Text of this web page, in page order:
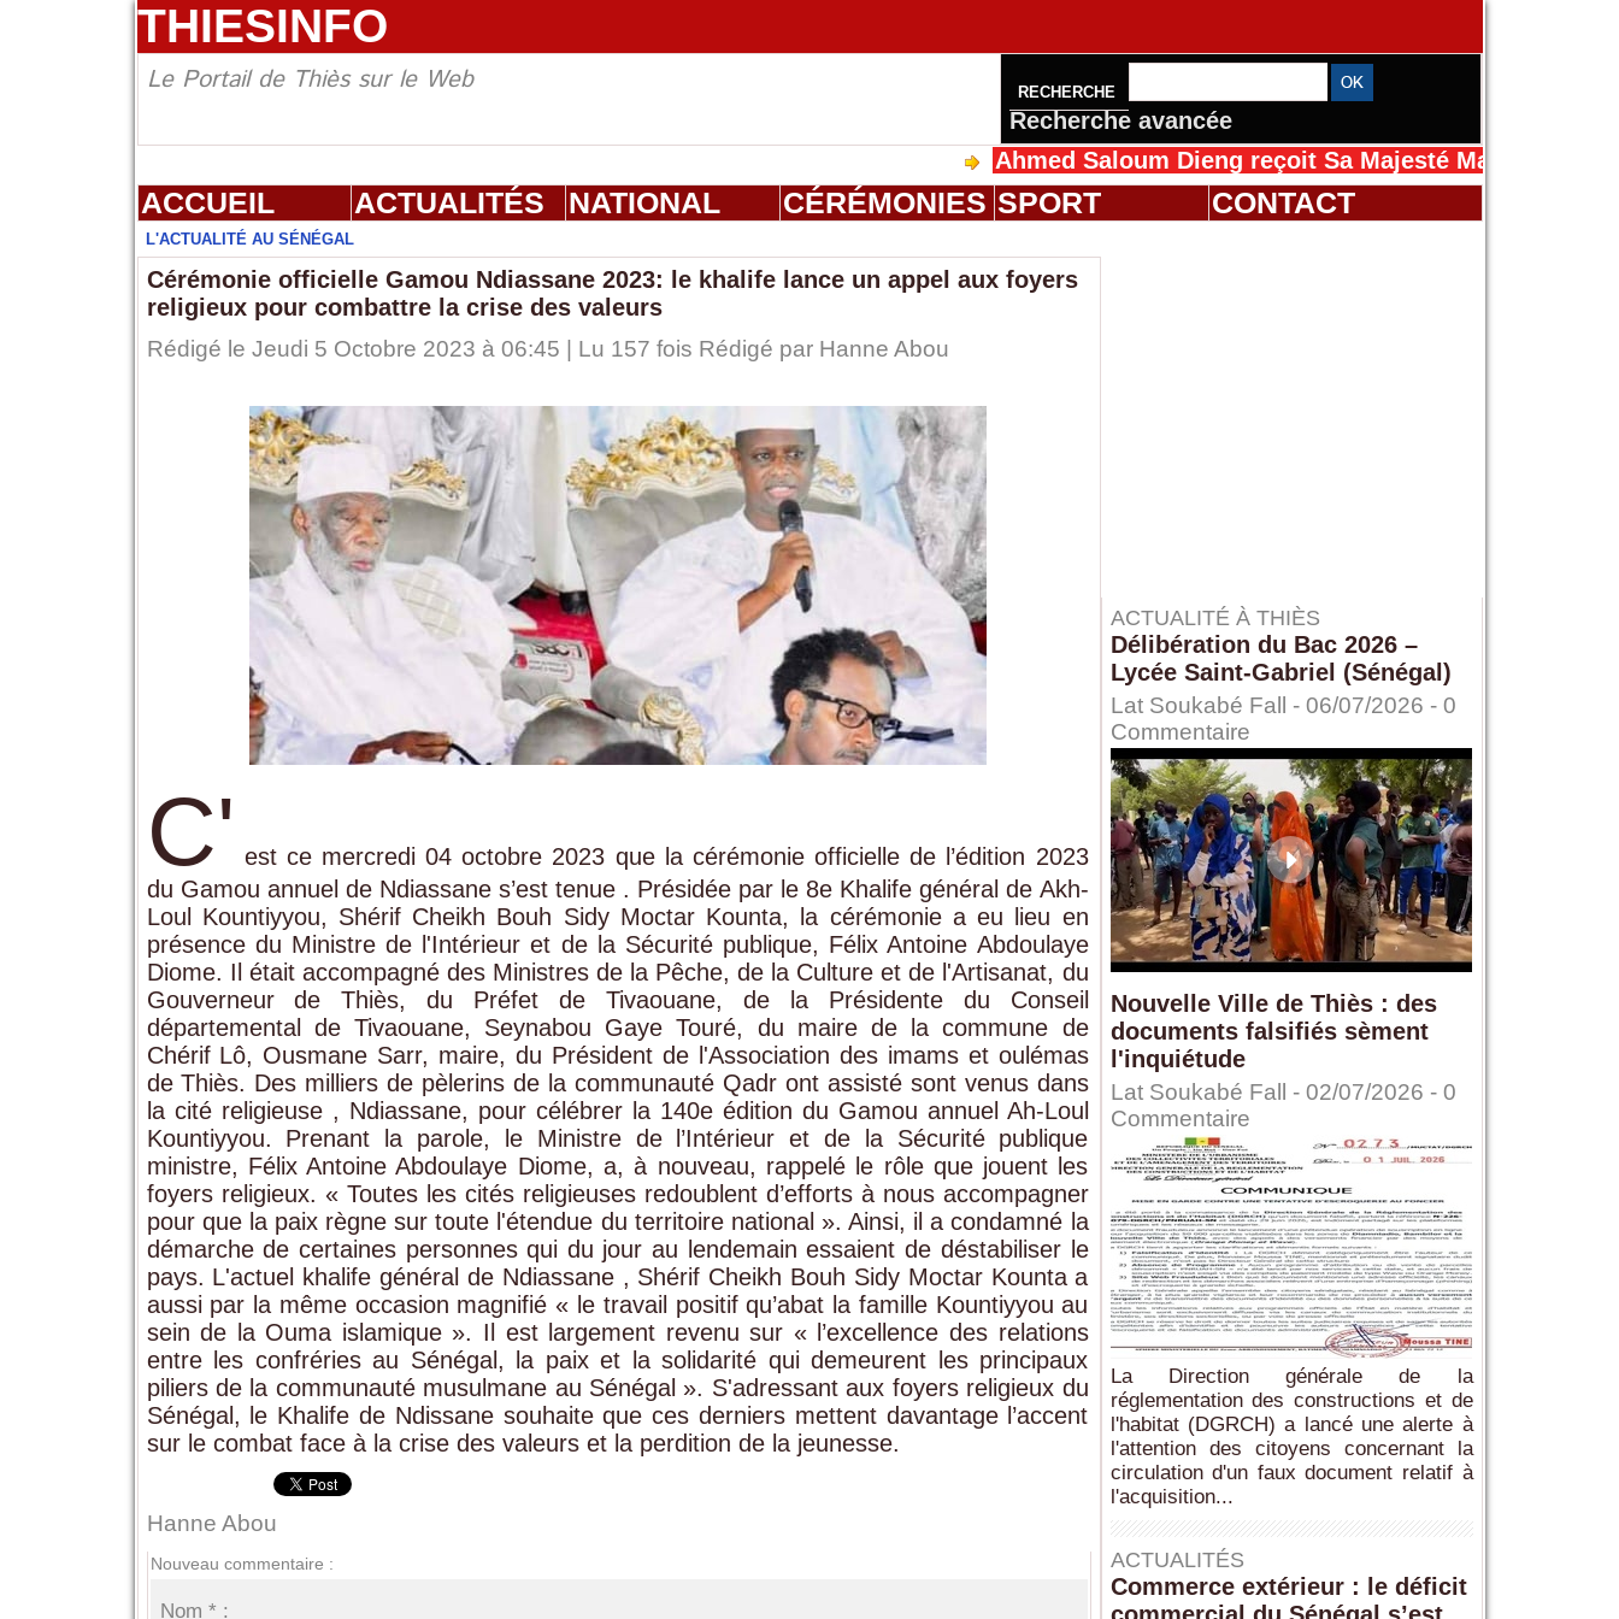
THIESINFO
Le Portail de Thiès sur le Web RECHERCHE
Recherche avancée
Ahmed Saloum Dieng reçoit Sa Majesté Mansah Cissé au
ACCUEIL ACTUALITÉS NATIONAL CÉRÉMONIES SPORT CONTACT
L'ACTUALITÉ AU SÉNÉGAL
Cérémonie officielle Gamou Ndiassane 2023: le khalife lance un appel aux foyers
religieux pour combattre la crise des valeurs
Rédigé le Jeudi 5 Octobre 2023 à 06:45 | Lu 157 fois Rédigé par Hanne Abou
C' est ce mercredi 04 octobre 2023 que la cérémonie officielle de l’édition 2023
du Gamou annuel de Ndiassane s’est tenue . Présidée par le 8e Khalife général de Akh-
Loul Kountiyyou, Shérif Cheikh Bouh Sidy Moctar Kounta, la cérémonie a eu lieu en
présence du Ministre de l'Intérieur et de la Sécurité publique, Félix Antoine Abdoulaye
Diome. Il était accompagné des Ministres de la Pêche, de la Culture et de l'Artisanat, du
Gouverneur de Thiès, du Préfet de Tivaouane, de la Présidente du Conseil
départemental de Tivaouane, Seynabou Gaye Touré, du maire de la commune de
Chérif Lô, Ousmane Sarr, maire, du Président de l'Association des imams et oulémas
de Thiès. Des milliers de pèlerins de la communauté Qadr ont assisté sont venus dans
la cité religieuse , Ndiassane, pour célébrer la 140e édition du Gamou annuel Ah-Loul
Kountiyyou. Prenant la parole, le Ministre de l’Intérieur et de la Sécurité publique
ministre, Félix Antoine Abdoulaye Diome, a, à nouveau, rappelé le rôle que jouent les
foyers religieux. « Toutes les cités religieuses redoublent d’efforts à nous accompagner
pour que la paix règne sur toute l'étendue du territoire national ». Ainsi, il a condamné la
démarche de certaines personnes qui du jour au lendemain essaient de déstabiliser le
pays. L'actuel khalife général de Ndiassane , Shérif Cheikh Bouh Sidy Moctar Kounta a
aussi par la même occasion magnifié « le travail positif qu’abat la famille Kountiyyou au
sein de la Ouma islamique ». Il est largement revenu sur « l’excellence des relations
entre les confréries au Sénégal, la paix et la solidarité qui demeurent les principaux
piliers de la communauté musulmane au Sénégal ». S'adressant aux foyers religieux du
Sénégal, le Khalife de Ndissane souhaite que ces derniers mettent davantage l’accent
sur le combat face à la crise des valeurs et la perdition de la jeunesse.
Hanne Abou
Nouveau commentaire :
Nom * :
ACTUALITÉ À THIÈS
Délibération du Bac 2026 –
Lycée Saint-Gabriel (Sénégal)
Lat Soukabé Fall - 06/07/2026 - 0
Commentaire
Nouvelle Ville de Thiès : des
documents falsifiés sèment
l'inquiétude
Lat Soukabé Fall - 02/07/2026 - 0
Commentaire
La Direction générale de la
réglementation des constructions et de
l'habitat (DGRCH) a lancé une alerte à
l'attention des citoyens concernant la
circulation d'un faux document relatif à
l'acquisition...
ACTUALITÉS
Commerce extérieur : le déficit